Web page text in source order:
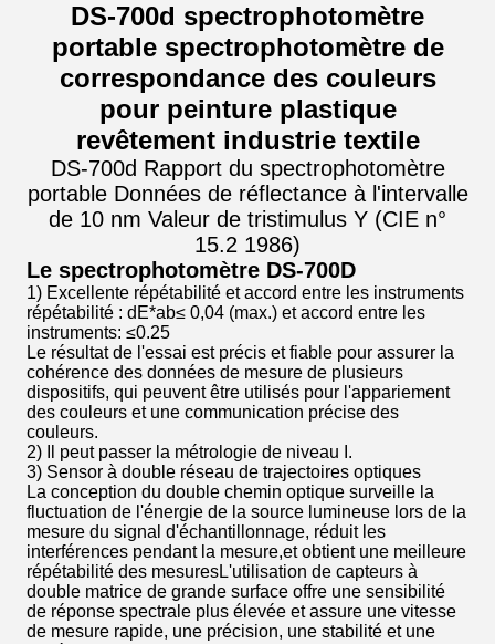
DS-700d spectrophotomètre
portable spectrophotomètre de
correspondance des couleurs
pour peinture plastique
revêtement industrie textile
DS-700d Rapport du spectrophotomètre
portable Données de réflectance à l'intervalle
de 10 nm Valeur de tristimulus Y (CIE n°
15.2 1986)
Le spectrophotomètre DS-700D
1) Excellente répétabilité et accord entre les instruments
répétabilité : dE*ab≤ 0,04 (max.) et accord entre les
instruments: ≤0.25
Le résultat de l'essai est précis et fiable pour assurer la
cohérence des données de mesure de plusieurs
dispositifs, qui peuvent être utilisés pour l'appariement
des couleurs et une communication précise des
couleurs.
2) Il peut passer la métrologie de niveau I.
3) Sensor à double réseau de trajectoires optiques
La conception du double chemin optique surveille la
fluctuation de l'énergie de la source lumineuse lors de la
mesure du signal d'échantillonnage, réduit les
interférences pendant la mesure,et obtient une meilleure
répétabilité des mesuresL'utilisation de capteurs à
double matrice de grande surface offre une sensibilité
de réponse spectrale plus élevée et assure une vitesse
de mesure rapide, une précision, une stabilité et une